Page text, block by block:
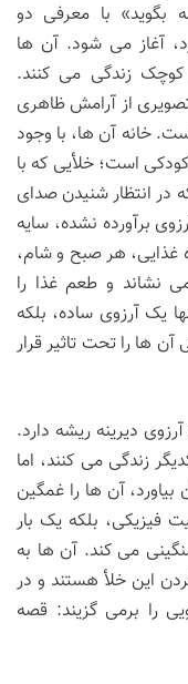
با معرفی دو
آغاز می شود. آن ها
زندگی می کنند.
از آرامش ظاهری
خانه آن ها، با وجود
است؛ خلأیی که با
انتظار شنیدن صدای
برآورده نشده، سایه
غذایی، هر صبح و شام،
نشاند و طعم غذا را
یک آرزوی ساده، بلکه
ها را تحت تاثیر قرار
دیرینه ریشه دارد.
زندگی می کنند، اما
آن ها را غمگین
فیزیکی، بلکه یک بار
می کند. آن ها به
این خلأ هستند و در
را برمی گزیند: قصه